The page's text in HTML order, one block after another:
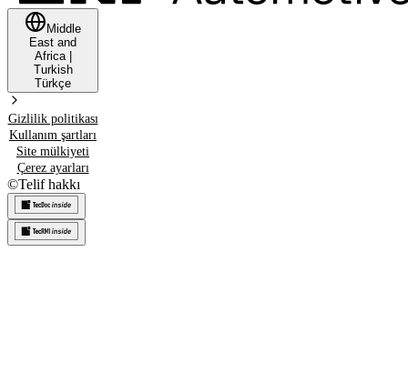
Middle
East and
Africa|
Turkish
Türkçe
Gizlilik politikası
Kullanım şartları
Site mülkiyeti
Çerez ayarları
©Telif hakkı